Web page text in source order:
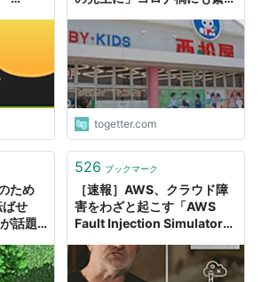
んなカラクリだったとは」
togetter.com
ため
せ
話題
526 ブックマーク
［速報］AWS、クラウド障
害をわざと起こす「AWS
Fault Injection Simulator」
グをマネージドサービスで実
現。AWS re:Invent 2020